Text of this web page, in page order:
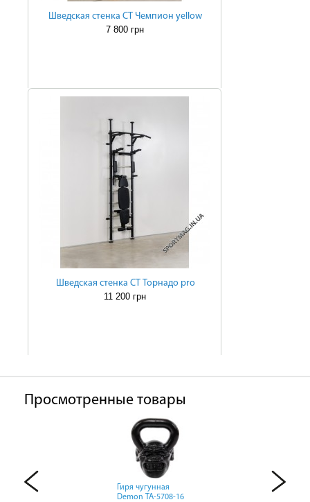
Шведская стенка СТ Чемпион yellow
7 800 грн
Шведская стенка СТ Торнадо pro
11 200 грн
Просмотренные товары
Гиря чугунная
Гиря чугунная
Demon TA-5708-16